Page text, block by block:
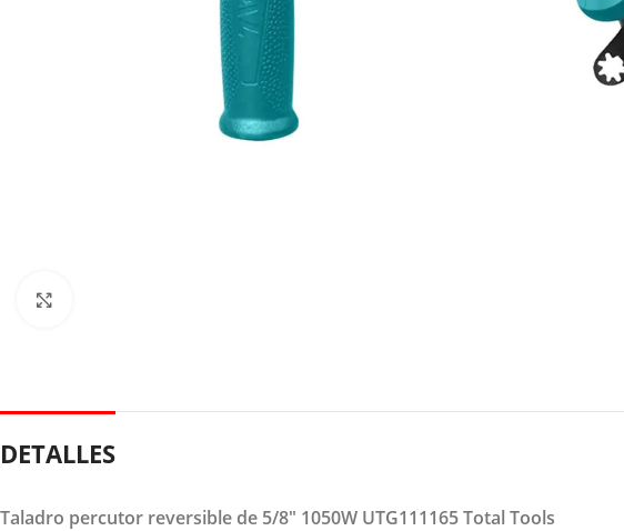
DETALLES
Taladro percutor reversible de 5/8″ 1050W UTG111165 Total Tools